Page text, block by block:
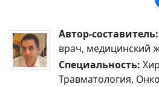
Автор-составитель:
врач, медицинский
Специальность:
Травматология,